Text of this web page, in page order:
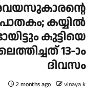
കയ്യിൽ
കുട്ടിയെ
13-ാം
ദിവസം
2 months ago vinaya k